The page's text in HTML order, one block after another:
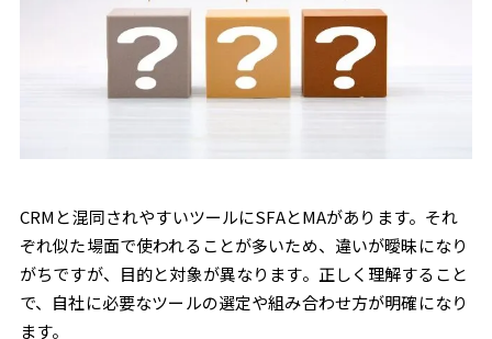
CRMと混同されやすいツールにSFAとMAがあります。それ
ぞれ似た場面で使われることが多いため、違いが曖昧になり
がちですが、目的と対象が異なります。正しく理解すること
で、自社に必要なツールの選定や組み合わせ方が明確になり
ます。